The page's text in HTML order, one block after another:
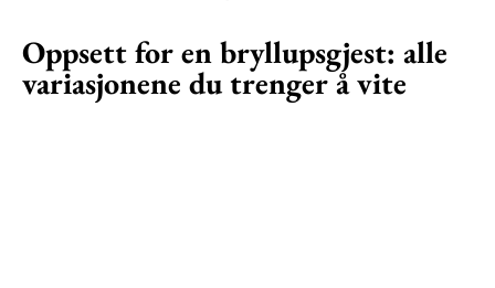
Oppsett for en bryllupsgjest: alle
variasjonene du trenger å vite